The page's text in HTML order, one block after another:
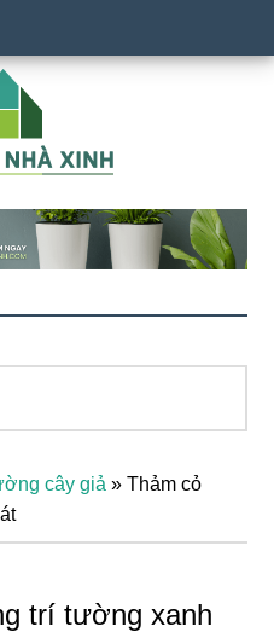
cây giả »Thảm cỏ
trí tường xanh